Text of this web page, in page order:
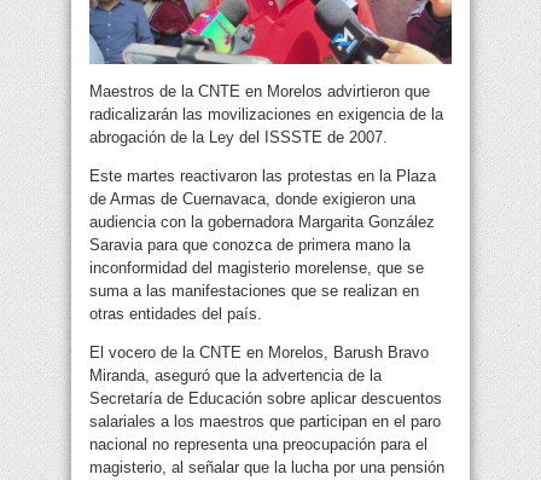
Maestros de la CNTE en Morelos advirtieron que
radicalizarán las movilizaciones en exigencia de la
abrogación de la Ley del ISSSTE de 2007.
Este martes reactivaron las protestas en la Plaza
de Armas de Cuernavaca, donde exigieron una
audiencia con la gobernadora Margarita González
Saravia para que conozca de primera mano la
inconformidad del magisterio morelense, que se
suma a las manifestaciones que se realizan en
otras entidades del país.
El vocero de la CNTE en Morelos, Barush Bravo
Miranda, aseguró que la advertencia de la
Secretaría de Educación sobre aplicar descuentos
salariales a los maestros que participan en el paro
nacional no representa una preocupación para el
magisterio, al señalar que la lucha por una pensión